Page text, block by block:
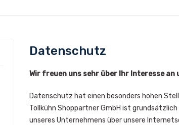
Datenschutz
Wir freuen uns sehr über Ihr Interesse an
Datenschutz hat einen besonders hohen
Tollkühn Shoppartner GmbH ist
unseres Unternehmens über unsere